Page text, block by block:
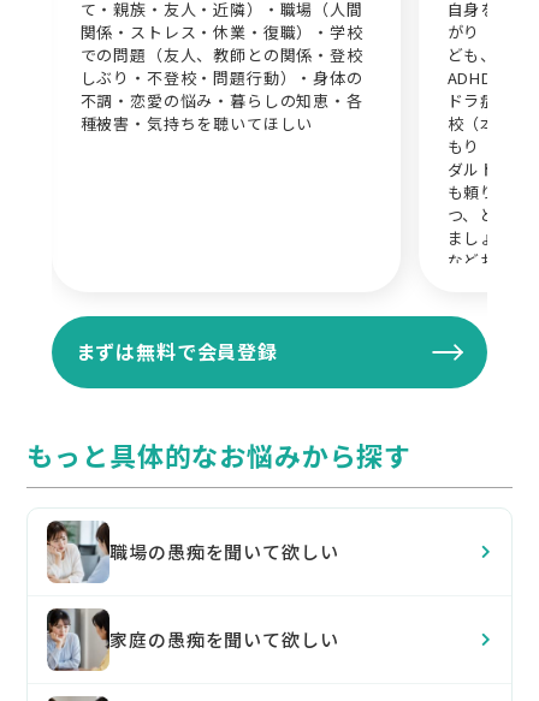
て・親族・友人・近隣）・職場（人間
関係・ストレス・休業・復職）・学校
での問題（友人、教師との関係・登校
しぶり・不登校・問題行動）・身体の
不調・恋愛の悩み・暮らしの知恵・各
種被害・気持ちを聴いてほしい
自身を知
がり 対人
ども、夫
ADHD
ドラ症候
校（本人
もり（本
ダルトチ
も頼りにな
つ、ともに
ましょう.
などお話か
まずは無料で会員登録
もっと具体的なお悩みから探す
職場の愚痴を聞いて欲しい
家庭の愚痴を聞いて欲しい